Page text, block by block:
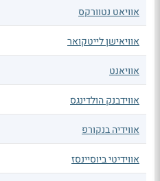
אוויאט נטוורקס
אוויאישן לייטקואר
אוויאנט
אווידבנק הולדינגס
אווידיה בנקורפ
אווידיטי ביוסיינסז